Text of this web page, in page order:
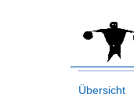
Übersicht